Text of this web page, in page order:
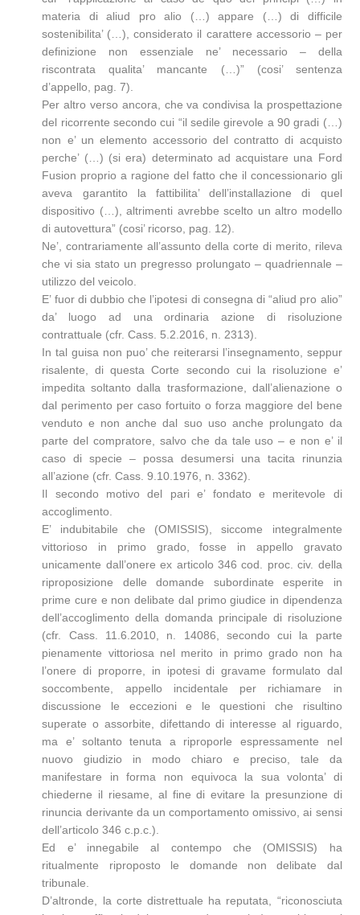
materia di aliud pro alio (…) appare (…) di difficile
sostenibilita’ (…), considerato il carattere accessorio – per
definizione non essenziale ne’ necessario – della
riscontrata qualita’ mancante (…)” (cosi’ sentenza
d’appello, pag. 7).
Per altro verso ancora, che va condivisa la prospettazione
del ricorrente secondo cui “il sedile girevole a 90 gradi (…)
non e’ un elemento accessorio del contratto di acquisto
perche’ (…) (si era) determinato ad acquistare una Ford
Fusion proprio a ragione del fatto che il concessionario gli
aveva garantito la fattibilita’ dell’installazione di quel
dispositivo (…), altrimenti avrebbe scelto un altro modello
di autovettura” (cosi’ ricorso, pag. 12).
Ne’, contrariamente all’assunto della corte di merito, rileva
che vi sia stato un pregresso prolungato – quadriennale –
utilizzo del veicolo.
E’ fuor di dubbio che l’ipotesi di consegna di “aliud pro alio”
da’ luogo ad una ordinaria azione di risoluzione
contrattuale (cfr. Cass. 5.2.2016, n. 2313).
In tal guisa non puo’ che reiterarsi l’insegnamento, seppur
risalente, di questa Corte secondo cui la risoluzione e’
impedita soltanto dalla trasformazione, dall’alienazione o
dal perimento per caso fortuito o forza maggiore del bene
venduto e non anche dal suo uso anche prolungato da
parte del compratore, salvo che da tale uso – e non e’ il
caso di specie – possa desumersi una tacita rinunzia
all’azione (cfr. Cass. 9.10.1976, n. 3362).
Il secondo motivo del pari e’ fondato e meritevole di
accoglimento.
E’ indubitabile che (OMISSIS), siccome integralmente
vittorioso in primo grado, fosse in appello gravato
unicamente dall’onere ex articolo 346 cod. proc. civ. della
riproposizione delle domande subordinate esperite in
prime cure e non delibate dal primo giudice in dipendenza
dell’accoglimento della domanda principale di risoluzione
(cfr. Cass. 11.6.2010, n. 14086, secondo cui la parte
pienamente vittoriosa nel merito in primo grado non ha
l’onere di proporre, in ipotesi di gravame formulato dal
soccombente, appello incidentale per richiamare in
discussione le eccezioni e le questioni che risultino
superate o assorbite, difettando di interesse al riguardo,
ma e’ soltanto tenuta a riproporle espressamente nel
nuovo giudizio in modo chiaro e preciso, tale da
manifestare in forma non equivoca la sua volonta’ di
chiederne il riesame, al fine di evitare la presunzione di
rinuncia derivante da un comportamento omissivo, ai sensi
dell’articolo 346 c.p.c.).
Ed e’ innegabile al contempo che (OMISSIS) ha
ritualmente riproposto le domande non delibate dal
tribunale.
D’altronde, la corte distrettuale ha reputata, “riconosciuta